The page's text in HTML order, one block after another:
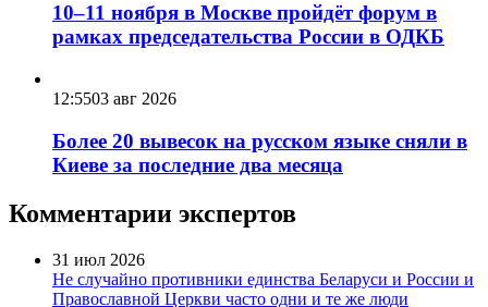
10–11 ноября в Москве пройдёт форум в
рамках председательства России в ОДКБ
12:5503 авг 2026
Более 20 вывесок на русском языке сняли в
Киеве за последние два месяца
Комментарии экспертов
31 июл 2026
Не случайно противники единства Беларуси и России и
Православной Церкви часто одни и те же люди